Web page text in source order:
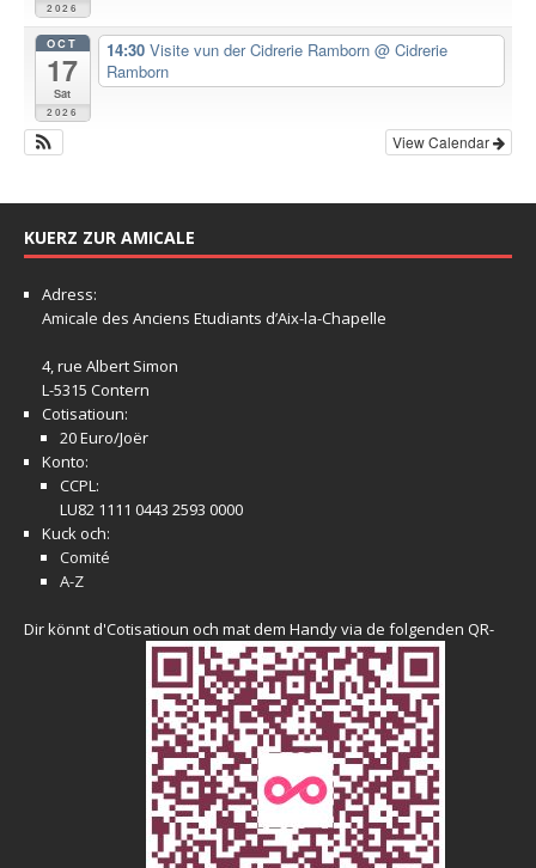
2026
OCT
17
Sat
2026
14:30 Visite vun der Cidrerie Ramborn @ Cidrerie
Ramborn
View Calendar
KUERZ ZUR AMICALE
Adress:
Amicale des Anciens Etudiants d’Aix-la-Chapelle
4, rue Albert Simon
L-5315 Contern
Cotisatioun:
20 Euro/Joër
Konto:
CCPL:
LU82 1111 0443 2593 0000
Kuck och:
Comité
A-Z
Dir könnt d'Cotisatioun och mat dem Handy via de folgenden QR-